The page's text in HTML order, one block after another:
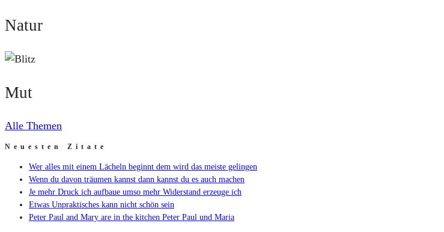
Natur
Mut
Mut
Alle Themen
Neuesten Zitate
Wer alles mit einem Lächeln beginnt dem wird das meiste gelingen
Wenn du davon träumen kannst dann kannst du es auch machen
Je mehr Druck ich aufbaue umso mehr Widerstand erzeuge ich
Etwas Unpraktisches kann nicht schön sein
Peter Paul and Mary are in the kitchen Peter Paul und Maria